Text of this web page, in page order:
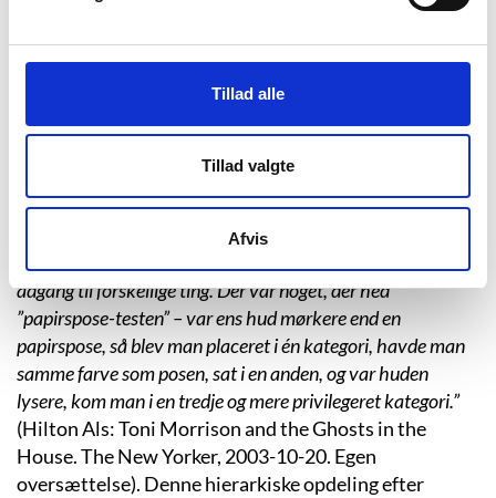
Tillad alle
Tillad valgte
Afvis
diskrimination og raceadskillelse, der stadig prægede
som var et sort universitet, havde man noget, der blev
kaldt ”the paperbag test”, som gjorde et uudsletteligt
”På campus var de studerende selv
meget engagerede i denne rangorden, og ens hudfarve gav
adgang til forskellige ting. Der var noget, der hed
”papirspose-testen” – var ens hud mørkere end en
papirspose, så blev man placeret i én kategori, havde man
samme farve som posen, sat i en anden, og var huden
lysere, kom man i en tredje og mere privilegeret kategori.”
(Hilton Als: Toni Morrison and the Ghosts in the
House. The New Yorker, 2003-10-20. Egen
oversættelse). Denne hierarkiske opdeling efter